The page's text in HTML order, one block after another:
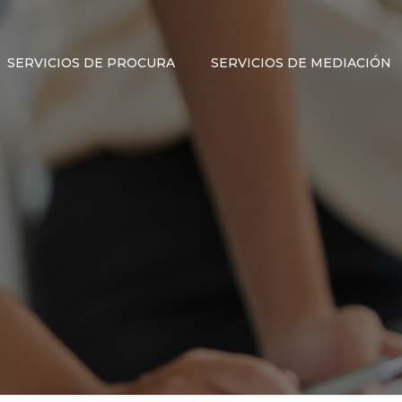
SERVICIOS DE PROCURA SERVICIOS DE MEDIACIÓN